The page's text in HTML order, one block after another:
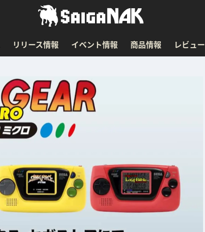
リリース情報 イベント情報 商品情報 レビュー